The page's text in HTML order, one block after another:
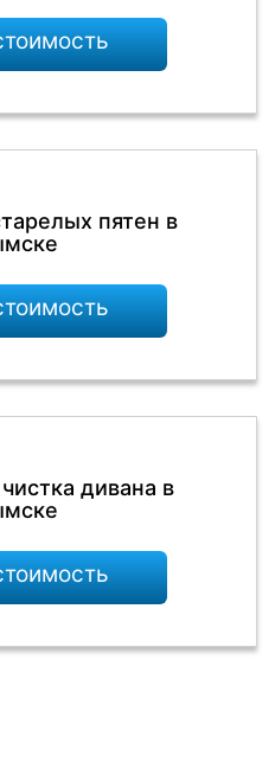
пятен в
дивана в